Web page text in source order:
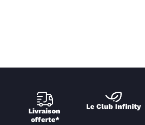
Livraison
offerte*
Le Club Infinity